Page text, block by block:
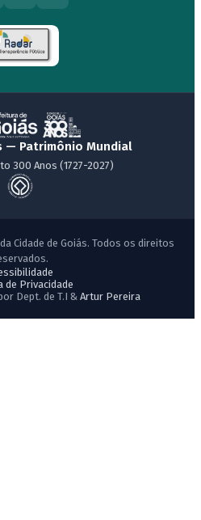
— Patrimônio Mundial
300 Anos (1727-2027)
Cidade de Goiás. Todos os direitos
de Privacidade
Dept. de T.I & Artur Pereira